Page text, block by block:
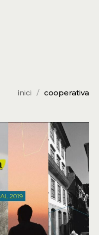
inici cooperativa